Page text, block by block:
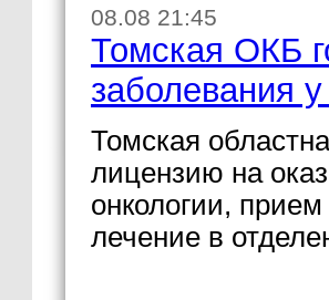
08.08 21:45
Томская ОКБ
заболевания
Томская
лицензию на
онкологии,
лечение в